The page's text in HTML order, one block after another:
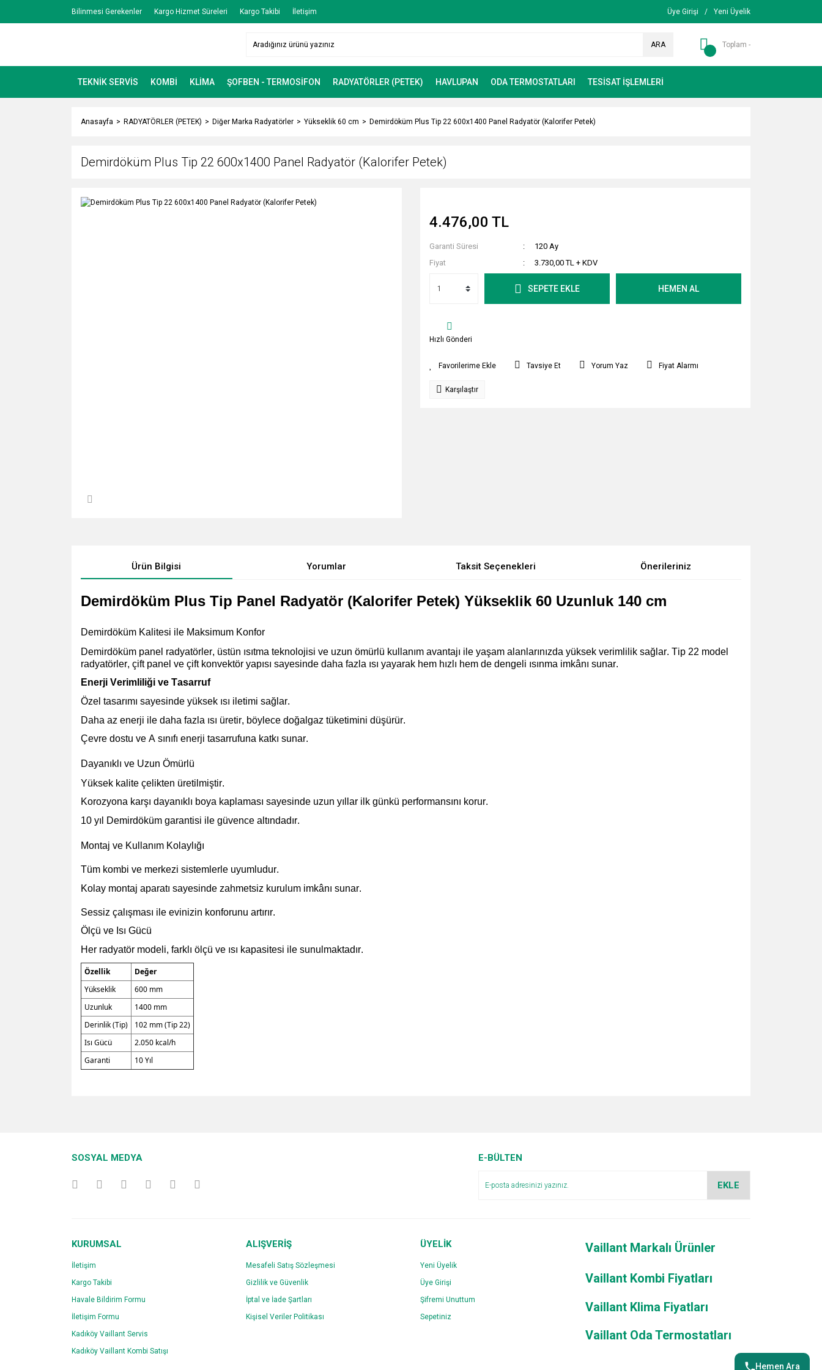
Bilinmesi Gerekenler Kargo Hizmet Süreleri Kargo Takibi İletişim Üye Girişi / Yeni Üyelik
ARA Toplam -
TEKNİK SERVİS KOMBİ KLİMA ŞOFBEN - TERMOSİFON RADYATÖRLER (PETEK) HAVLUPAN ODA TERMOSTATLARI TESİSAT İŞLEMLERİ
Anasayfa RADYATÖRLER (PETEK) Diğer Marka Radyatörler Yükseklik 60 cm Demirdöküm Plus Tip 22 600x1400 Panel Radyatör (Kalorifer Petek)
Demirdöküm Plus Tip 22 600x1400 Panel Radyatör (Kalorifer Petek)
4.476,00 TL
Garanti Süresi
120 Ay
Fiyat
3.730,00 TL + KDV
SEPETE EKLE HEMEN AL
Hızlı Gönderi
Tavsiye Et Yorum Yaz Fiyat Alarmı
Karşılaştır
Ürün Bilgisi Yorumlar Taksit Seçenekleri Önerileriniz
Demirdöküm Plus Tip Panel Radyatör (Kalorifer Petek) Yükseklik 60 Uzunluk 140 cm
Demirdöküm Kalitesi ile Maksimum Konfor
Demirdöküm panel radyatörler, üstün ısıtma teknolojisi ve uzun ömürlü kullanım avantajı ile yaşam alanlarınızda yüksek verimlilik sağlar. Tip 22 model
radyatörler, çift panel ve çift konvektör yapısı sayesinde daha fazla ısı yayarak hem hızlı hem de dengeli ısınma imkânı sunar.
Enerji Verimliliği ve Tasarruf
Özel tasarımı sayesinde yüksek ısı iletimi sağlar.
Daha az enerji ile daha fazla ısı üretir, böylece doğalgaz tüketimini düşürür.
Çevre dostu ve A sınıfı enerji tasarrufuna katkı sunar.
Dayanıklı ve Uzun Ömürlü
Yüksek kalite çelikten üretilmiştir.
Korozyona karşı dayanıklı boya kaplaması sayesinde uzun yıllar ilk günkü performansını korur.
10 yıl Demirdöküm garantisi ile güvence altındadır.
Montaj ve Kullanım Kolaylığı
Tüm kombi ve merkezi sistemlerle uyumludur.
Kolay montaj aparatı sayesinde zahmetsiz kurulum imkânı sunar.
Sessiz çalışması ile evinizin konforunu artırır.
Ölçü ve Isı Gücü
Her radyatör modeli, farklı ölçü ve ısı kapasitesi ile sunulmaktadır.
Özellik
Değer
Yükseklik
600 mm
Uzunluk
1400 mm
Derinlik (Tip)
102 mm (Tip 22)
Isı Gücü
2.050 kcal/h
Garanti
10 Yıl
Ürün açıklamasında eksik bilgiler bulunuyor.
SOSYAL MEDYA E-BÜLTEN
EKLE
KURUMSAL
İletişim
Kargo Takibi
Havale Bildirim Formu
İletişim Formu
Kadıköy Vaillant Servis
Kadıköy Vaillant Kombi Satışı
ALIŞVERİŞ
Mesafeli Satış Sözleşmesi
Gizlilik ve Güvenlik
İptal ve İade Şartları
Kişisel Veriler Politikası
ÜYELİK
Yeni Üyelik
Üye Girişi
Şifremi Unuttum
Sepetiniz
Vaillant Markalı Ürünler
Vaillant Kombi Fiyatları
Vaillant Klima Fiyatları
Vaillant Oda Termostatları
Hemen Ara